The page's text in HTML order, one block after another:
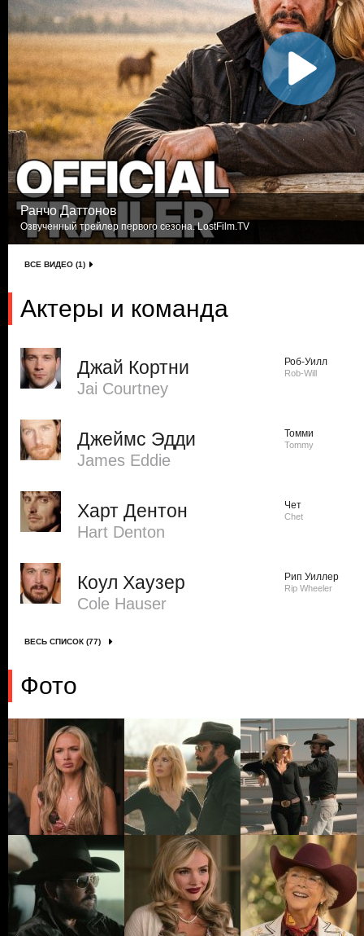
Ранчо Даттонов
Озвученный трейлер первого сезона. LostFilm.TV
ВСЕ ВИДЕО (1)
Актеры и команда
Джай Кортни
Jai Courtney
Роб-Уилл
Rob-Will
Джеймс Эдди
James Eddie
Томми
Tommy
Харт Дентон
Hart Denton
Чет
Chet
Коул Хаузер
Cole Hauser
Рип Уиллер
Rip Wheeler
ВЕСЬ СПИСОК (77)
Фото